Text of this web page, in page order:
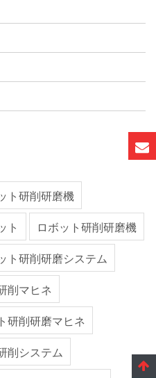
ト研削研磨機
ト
ロボット研削研磨機
ト研削研磨システム
削マヒネ
研削研磨マヒネ
削システム